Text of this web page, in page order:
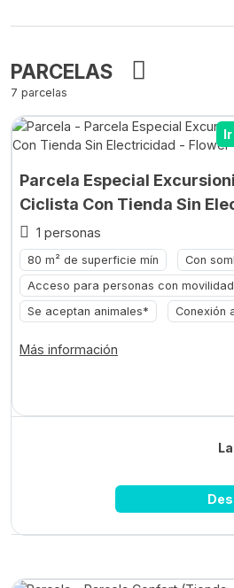
PARCELAS
7 parcelas
Parcela Especial
Ciclista Con Tienda Sin
1 personas
80 m² de superficie mín
Con
Acceso para personas con
Se aceptan animales*
Conexión
Más información